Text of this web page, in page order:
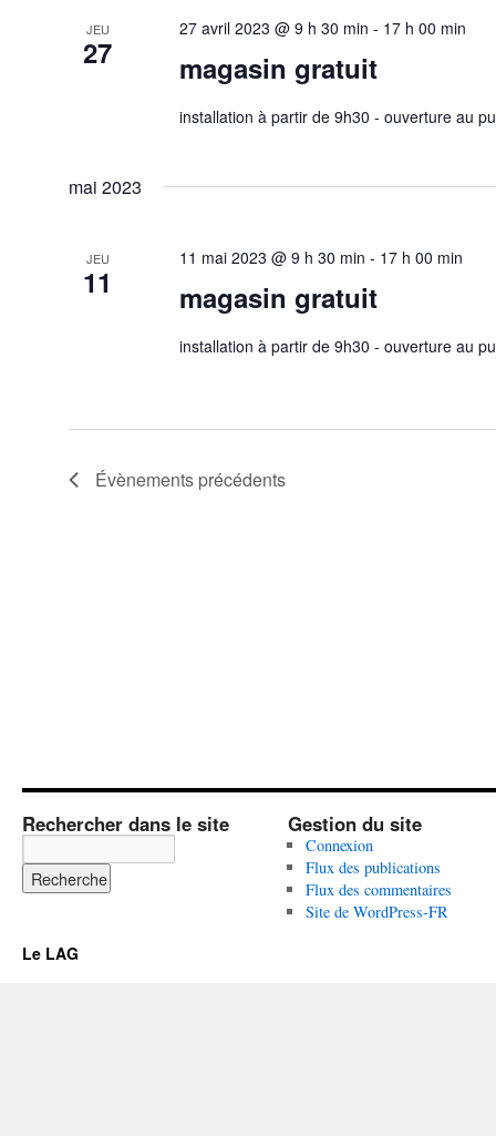
JEU
27 magasin gratuit
27 avril 2023 @ 9 h 30 min - 17 h 00 min
installation à partir de 9h30 - ouverture au
mai 2023
JEU
11 magasin gratuit
11 mai 2023 @ 9 h 30 min - 17 h 00 min
installation à partir de 9h30 - ouverture au
Évènements précédents
Rechercher dans le site Gestion du site
Connexion
Flux des publications
Flux des commentaires
Site de WordPress-FR
Le LAG